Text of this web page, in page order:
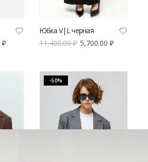
₽
Юбка V|L черная
11,400.00₽ 5,700.00₽
-50%